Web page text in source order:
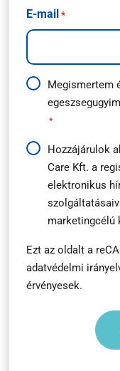
E-mail *
Adatkezelési
útmutató
Megismertem
*
Hírlevél
feliratkozás
Hozzájárulok
Care Kft. a
elektronikus
marketingcélú
Ezt az oldalt a
adatvédelmi
érvényesek.